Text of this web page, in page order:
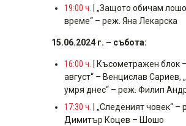
19:00 ч.
| „Защото обичам
време“ – реж. Яна Лекарска
15.06.2024 г. – събота:
16:00 ч. | Късометражен блок
август“ – Венцислав Сариев,
умря днес“ – реж. Филип
17:30 ч.
| „Следеният човек“ –
Димитър Коцев – Шошо